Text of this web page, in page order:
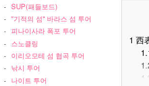
SUP(패들보드)
"기적의 섬" 바라스 섬 투어
피나이사라 폭포 투어
스노클링
이리오모테 섬 협곡 투어
낚시 투어
나이트 투어
1 西